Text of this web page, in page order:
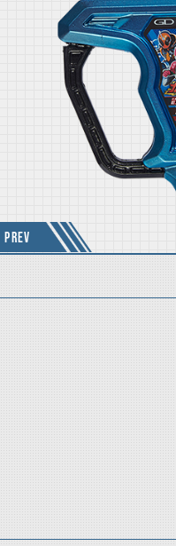
PREV